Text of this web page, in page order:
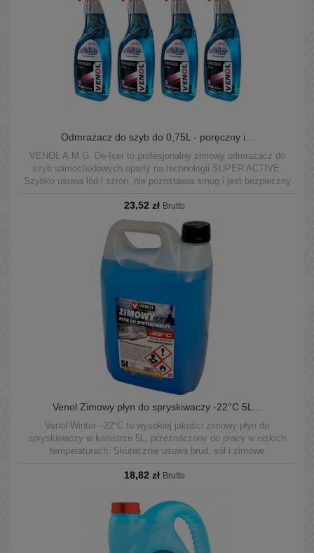
Odmrażacz do szyb do 0,75L - poręczny i...
VENOL A.M.G. De-Icer to profesjonalny zimowy odmrażacz do
szyb samochodowych oparty na technologii SUPER ACTIVE.
Szybko usuwa lód i szron, nie pozostawia smug i jest bezpieczny
atomizer 0,75 L zapewnia równomierne rozpylenie i łatwą aplikację
w zimowych warunkach.
23,52 zł Brutto
Venol Zimowy płyn do spryskiwaczy -22°C 5L...
Venol Winter –22°C to wysokiej jakości zimowy płyn do
spryskiwaczy w kanistrze 5L, przeznaczony do pracy w niskich
temperaturach. Skutecznie usuwa brud, sól i zimowe
Bezpieczny dla lakieru, gumy i reflektorów LED/ksenon. Produkt
VAT...
18,82 zł Brutto